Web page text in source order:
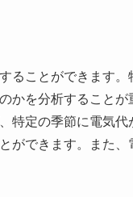
ることができます
かを分析すること
特定の季節に電気
ができます。また